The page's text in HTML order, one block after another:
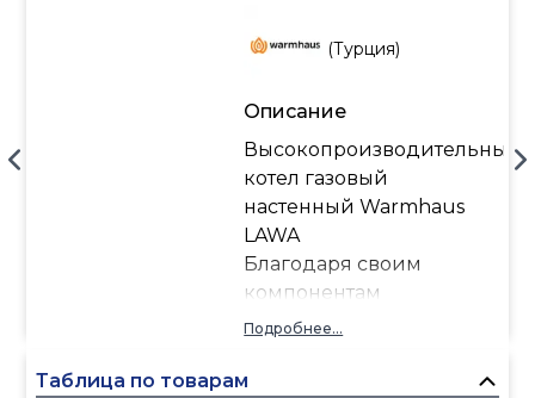
(Турция)
Описание
Высокопроизводительный
котел газовый
настенный Warmhaus
LAWA
Благодаря своим
компонентам
специальной
производительности
Подробнее...
Таблица по товарам